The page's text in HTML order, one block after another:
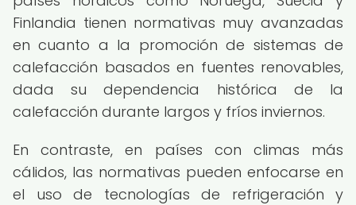
Finlandia tienen normativas muy avanzadas
en cuanto a la promoción de sistemas de
calefacción basados en fuentes renovables,
dada su dependencia histórica de la
calefacción durante largos y fríos inviernos.
En contraste, en países con climas más
cálidos, las normativas pueden enfocarse en
el uso de tecnologías de refrigeración y